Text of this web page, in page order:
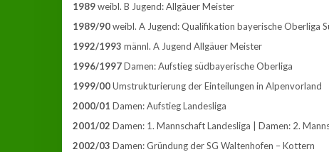
1989weibl. B Jugend: Allgäuer Meister
1989/90weibl. A Jugend: Qualifikation bayerische Oberliga
1992/1993 männl. A Jugend Allgäuer Meister
1996/1997Damen: Aufstieg südbayerische Oberliga
1999/00Umstrukturierung der Einteilungen in Alpenvorland
2000/01 Damen: Aufstieg Landesliga
2001/02 Damen: 1. Mannschaft Landesliga | Damen: 2.
2002/03 Damen: Gründung der SG Waltenhofen – Kottern